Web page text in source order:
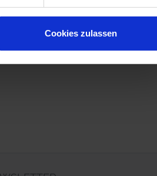
soziale Medien anbieten zu können
zu Ihrer Verwendung unserer
Cookies zulassen